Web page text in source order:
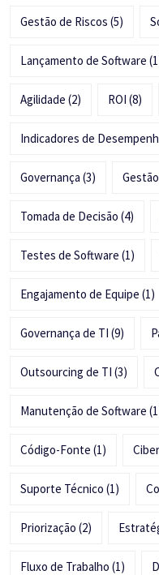
Gestão de Riscos (5)
Lançamento de Software
Agilidade (2) ROI (8)
Indicadores de
Governança (3)
Tomada de Decisão (4)
Testes de Software (1)
Engajamento de Equipe (1)
Governança de TI (9)
Outsourcing de TI (3)
Manutenção de Software
Código-Fonte (1)
Suporte Técnico (1)
Priorização (2)
Fluxo de Trabalho (1)